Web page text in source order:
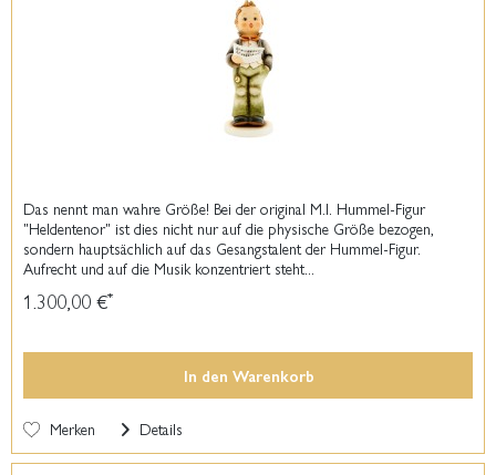
Das nennt man wahre Größe! Bei der original M.I. Hummel-Figur
"Heldentenor" ist dies nicht nur auf die physische Größe bezogen,
sondern hauptsächlich auf das Gesangstalent der Hummel-Figur.
Aufrecht und auf die Musik konzentriert steht...
1.300,00 €*
In den Warenkorb
Merken Details